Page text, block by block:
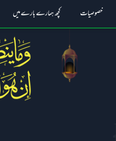
خصوصیات کچھ ہمارے بارے میں